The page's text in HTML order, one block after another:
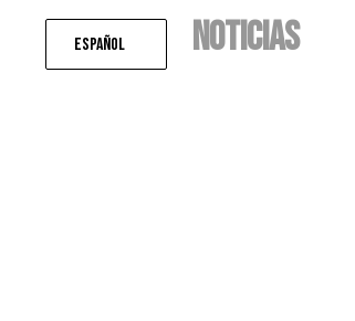
Español NOTICIAS